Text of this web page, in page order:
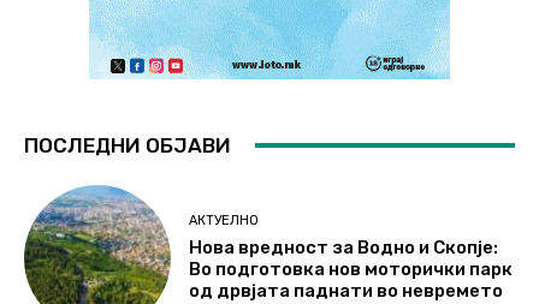
ПОСЛЕДНИ ОБЈАВИ
АКТУЕЛНО
Нова вредност за Водно и Скопје:
Во подготовка нов моторички парк
од дрвјата паднати во невремето